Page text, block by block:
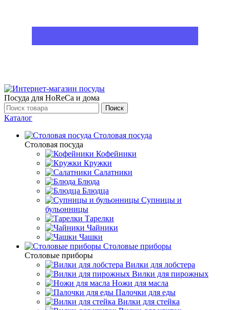
Посуда для HoReCa и дома
Поиск
Каталог
Столовая посуда
Столовая посуда
Кофейники
Кружки
Салатники
Блюда
Блюдца
Супницы и
бульонницы
Тарелки
Чайники
Чашки
Cтоловые приборы
Cтоловые приборы
Вилки для лобстера
Вилки для пирожных
Ножи для масла
Палочки для еды
Вилки для стейка